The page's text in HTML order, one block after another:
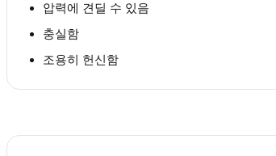
압력에 견딜 수 있음
충실함
조용히 헌신함